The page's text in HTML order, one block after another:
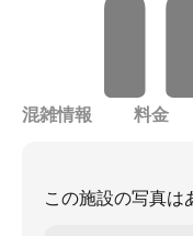
混雑情報 料金
この施設の写真は